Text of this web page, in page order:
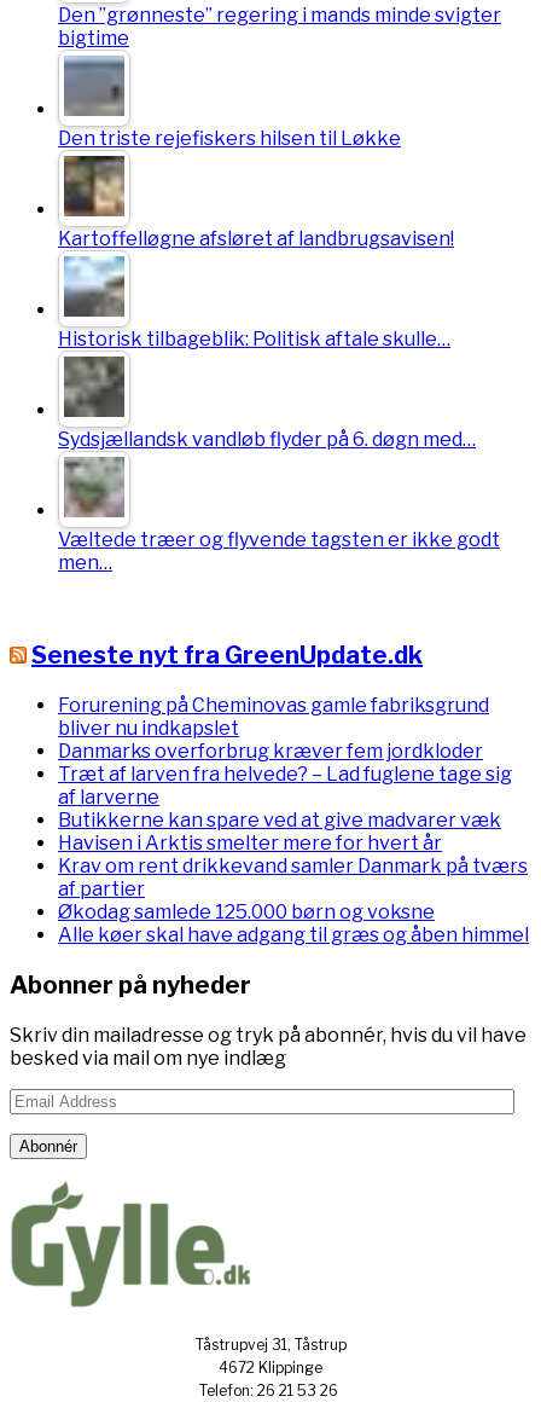
Den ”grønneste” regering i mands minde svigter
bigtime
Den triste rejefiskers hilsen til Løkke
Kartoffelløgne afsløret af landbrugsavisen!
Historisk tilbageblik: Politisk aftale skulle…
Sydsjællandsk vandløb flyder på 6. døgn med…
Væltede træer og flyvende tagsten er ikke godt
men…
Seneste nyt fra GreenUpdate.dk
Forurening på Cheminovas gamle fabriksgrund
bliver nu indkapslet
Danmarks overforbrug kræver fem jordkloder
Træt af larven fra helvede? – Lad fuglene tage sig
af larverne
Butikkerne kan spare ved at give madvarer væk
Havisen i Arktis smelter mere for hvert år
Krav om rent drikkevand samler Danmark på tværs
af partier
Økodag samlede 125.000 børn og voksne
Alle køer skal have adgang til græs og åben himmel
Abonner på nyheder
Skriv din mailadresse og tryk på abonnér, hvis du vil have
besked via mail om nye indlæg
Email
Address
Abonnér
Tåstrupvej 31, Tåstrup
4672 Klippinge
Telefon: 26 21 53 26